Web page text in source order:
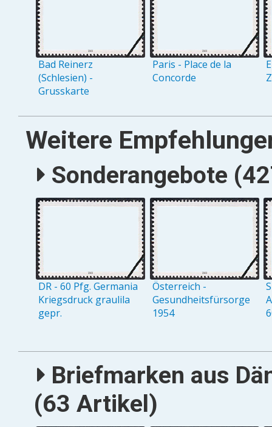
Bad Reinerz
(Schlesien) -
Grusskarte
Paris - Place de la
Concorde
Weitere
Sonderangebote
DR - 60 Pfg. Germania
Kriegsdruck graulila
gepr.
Österreich -
Gesundheitsfürsorge
1954
Briefmarken aus
(63 Artikel)